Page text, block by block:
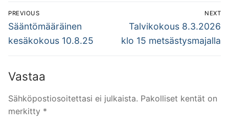
Artikkelien
selaus
PREVIOUS
Previous
post:
Sääntömääräinen
kesäkokous 10.8.25
NEXT
Next
post:
Talvikokous 8.3.2026
klo 15 metsästysmajalla
Vastaa
Sähköpostiosoitettasi ei julkaista. Pakolliset kentät on
merkitty *